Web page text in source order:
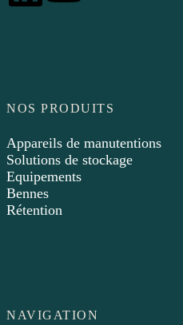
NOS PRODUITS
Appareils de manutentions
Solutions de stockage
Equipements
Bennes
Rétention
NAVIGATION